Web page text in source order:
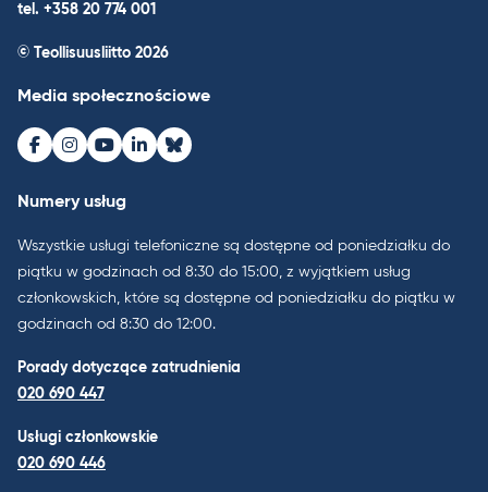
tel. +358 20 774 001
© Teollisuusliitto 2026
Media społecznościowe
Facebook
Instagram
Youtube
LinkedInBluesky
Numery usług
Wszystkie usługi telefoniczne są dostępne od poniedziałku do
piątku w godzinach od 8:30 do 15:00, z wyjątkiem usług
członkowskich, które są dostępne od poniedziałku do piątku w
godzinach od 8:30 do 12:00.
Porady dotyczące zatrudnienia
020 690 447
Usługi członkowskie
020 690 446